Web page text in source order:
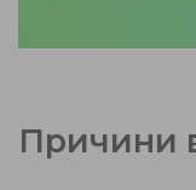
Причини